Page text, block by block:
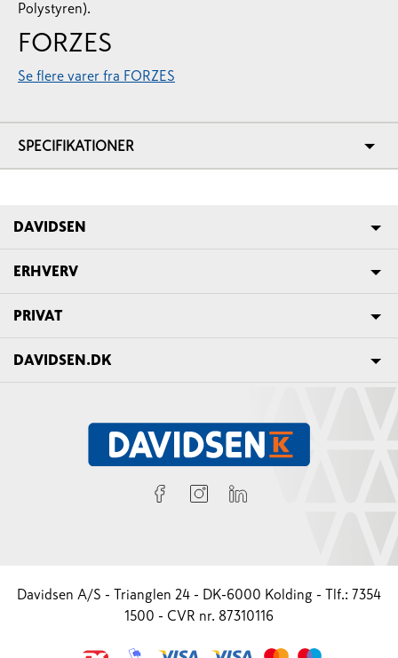
Polystyren).
FORZES
Se flere varer fra FORZES
SPECIFIKATIONER
DAVIDSEN
ERHVERV
PRIVAT
DAVIDSEN.DK
Davidsen A/S - Trianglen 24 - DK-6000 Kolding - Tlf.: 7354
1500 - CVR nr. 87310116